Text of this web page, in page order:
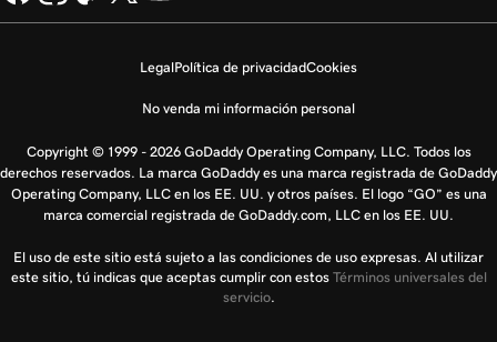
LegalPolítica de privacidadCookies
No venda mi información personal
Copyright © 1999 - 2026 GoDaddy Operating Company, LLC. Todos los
derechos reservados. La marca GoDaddy es una marca registrada de GoDaddy
Operating Company, LLC en los EE. UU. y otros países. El logo “GO” es una
marca comercial registrada de GoDaddy.com, LLC en los EE. UU.
El uso de este sitio está sujeto a las condiciones de uso expresas. Al utilizar
este sitio, tú indicas que aceptas cumplir con estos Términos universales del
servicio.